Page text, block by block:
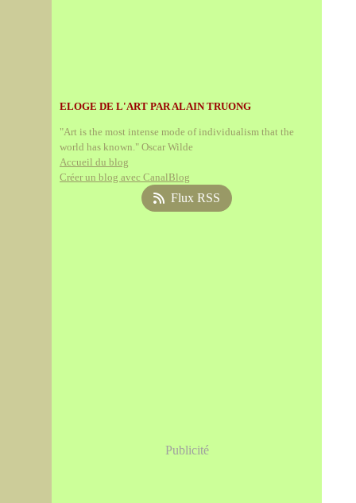
ELOGE DE L'ART PAR ALAIN TRUONG
"Art is the most intense mode of individualism that the
world has known." Oscar Wilde
Accueil du blog
Créer un blog avec CanalBlog
Flux RSS
Publicité